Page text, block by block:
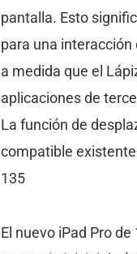
pantalla. Esto
para una
a medida que el
aplicaciones de
La función de
compatible
135
El nuevo iPad Pro